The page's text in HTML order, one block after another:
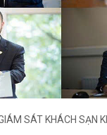
SÁT KHÁCH SẠN